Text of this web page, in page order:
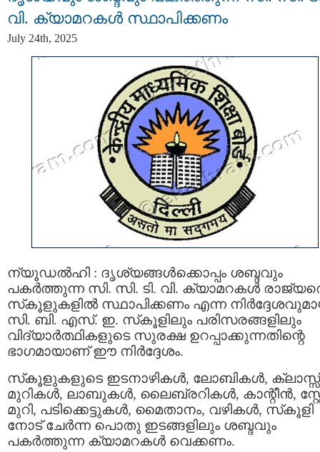
വി. ക്യാമറകൾ സ്ഥാപിക്കണം
July 24th, 2025
ന്യൂഡല്‍ഹി : ദൃശ്യങ്ങൾക്കൊപ്പം ശബ്ദവും
പകര്‍ത്തുന്ന സി. സി. ടി. വി. ക്യാമറകൾ
സ്‌കൂളുകളിൽ സ്ഥാപിക്കണം എന്ന
സി. ബി. എസ്. ഇ. സ്‌കൂളിലും പരിസരങ്ങളിലും
വിദ്യാർത്ഥികളുടെ സുരക്ഷ ഉറപ്പാക്കുന്നതിന്റെ
ഭാഗമായാണ് ഈ നിർദ്ദേശം.
സ്‌കൂളുകളുടെ ഇടനാഴികള്‍, ലോബികള്‍, ക്ലാസ്സ്
മുറികൾ, ലാബുകള്‍, ലൈബ്രറികള്‍, കാന്റീന്‍,
മുറി, പടിക്കെട്ടുകള്‍, മൈതാനം, വഴികള്‍, സ്‌കൂളി
നോട് ചേർന്ന പൊതു ഇടങ്ങളിലും ശബ്ദവും
പകര്‍ത്തുന്ന ക്യാമറകൾ വെക്കണം.